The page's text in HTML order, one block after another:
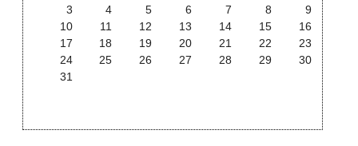
3
4 5 6 7 8
9
10
11 12 13 14 15
16
17
18 19 20 21 22
23
24
25 26 27 28 29
30
31